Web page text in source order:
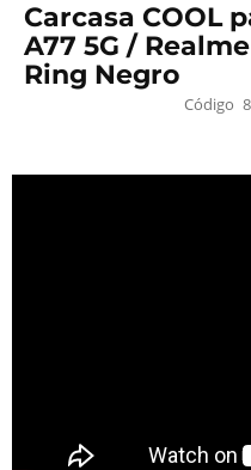
Carcasa COOL
A77 5G /
Ring Negro
Código